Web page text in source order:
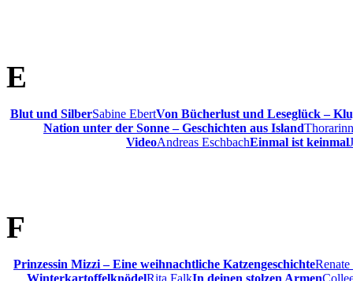
E
Blut und SilberSabine EbertVon Bücherlust und Leseglück –
Nation unter der Sonne – Geschichten aus Island
VideoAndreas EschbachEinmal ist keinmal
F
Prinzessin Mizzi – Eine weihnachtliche Katzengeschichte